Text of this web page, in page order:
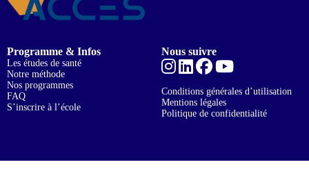
Programme & Infos
Les études de santé
Notre méthode
Nos programmes
FAQ
S’inscrire à l’école
Nous suivre
Conditions générales d’utilisation
Mentions légales
Politique de confidentialité